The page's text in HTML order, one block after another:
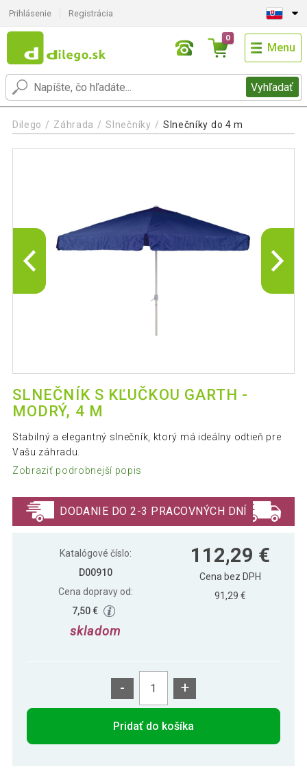
Prihlásenie Registrácia
Vyhľadať
0
Menu
Dilego Záhrada Slnečníky Slnečníky do 4 m
SLNEČNÍK S KĽUČKOU GARTH -
MODRÝ, 4 M
Stabilný a elegantný slnečník, ktorý má ideálny odtieň pre
Vašu záhradu.
Zobraziť podrobnejší popis
DODANIE DO 2-3 PRACOVNÝCH DNÍ
Katalógové číslo:
D00910
Cena dopravy od:
7,50 €
skladom
112,29 €
Cena bez DPH
91,29 €
- +
Pridať do košíka